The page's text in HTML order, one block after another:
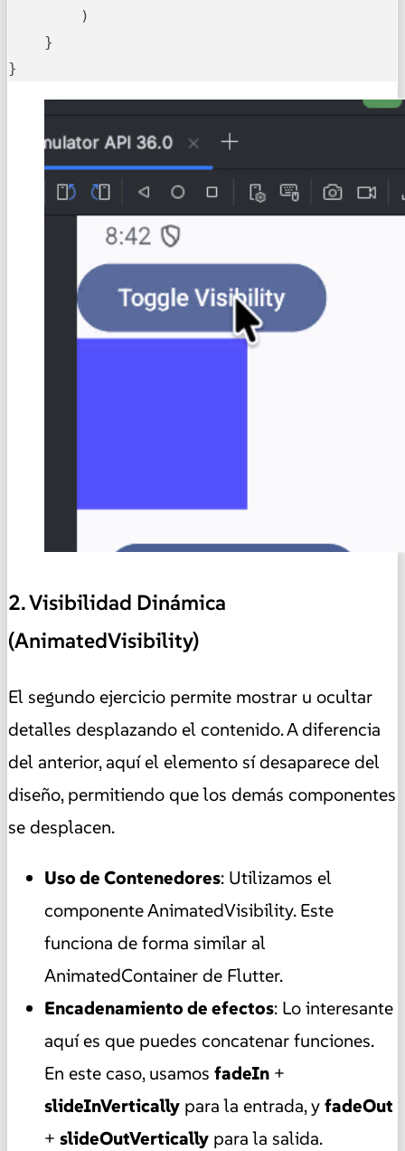
        )
    }
}
2. Visibilidad Dinámica
(AnimatedVisibility)
El segundo ejercicio permite mostrar u ocultar
detalles desplazando el contenido. A diferencia
del anterior, aquí el elemento sí desaparece del
diseño, permitiendo que los demás componentes
se desplacen.
Uso de Contenedores: Utilizamos el
componente AnimatedVisibility. Este
funciona de forma similar al
AnimatedContainer de Flutter.
Encadenamiento de efectos: Lo interesante
aquí es que puedes concatenar funciones.
En este caso, usamos fadeIn +
slideInVertically para la entrada, yfadeOut
+ slideOutVertically para la salida.